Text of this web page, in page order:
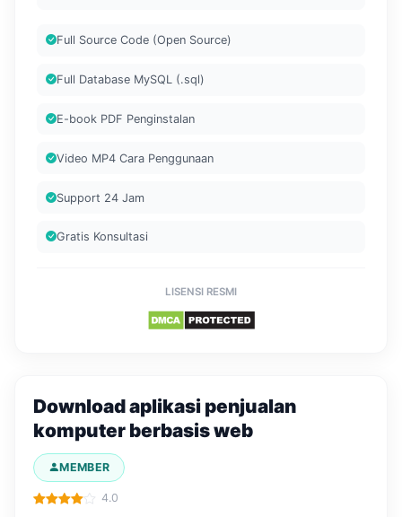
Full Source Code (Open Source)
Full Database MySQL (.sql)
E-book PDF Penginstalan
Video MP4 Cara Penggunaan
Support 24 Jam
Gratis Konsultasi
LISENSI RESMI
Download aplikasi penjualan
komputer berbasis web
MEMBER
4.0